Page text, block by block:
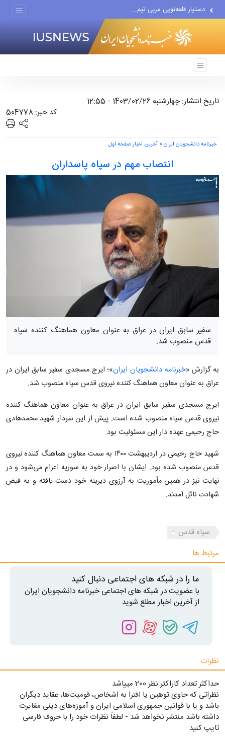
دستیار قلعه‌نویی مربی تیم...
انتشار اخبار جعلی توسط...
تاریخ انتشار: چهارشنبه 1403/02/26 - 12:55
کد خبر: 504778
خبرنامه دانشجویان ایران> آخرین اخبار صفحه اول
انتصاب مهم در سپاه پاسداران
سفیر سابق ایران در عراق به عنوان معاون هماهنگ کننده سپاه
قدس منصوب شد.
به گزارش «خبرنامه دانشجویان ایران»؛ ایرج مسجدی سفیر سابق ایران در
عراق به عنوان معاون هماهنگ کننده نیروی قدس سپاه منصوب شد.
ایرج مسجدی سفیر سابق ایران در عراق به عنوان معاون هماهنگ کننده
نیروی قدس سپاه منصوب شده است. پیش از این سردار شهید محمدهادی
حاج رحیمی عهده دار این مسئولیت بود.
شهید حاج رحیمی در اردیبهشت ١۴٠٠ به سمت معاون هماهنگ کننده نیروی
قدس منصوب شده بود. ایشان با اصرار خود به سوریه اعزام می‌شود و در
نهایت نیز در همین مأموریت به آرزوی دیرینه خود دست یافته و به فیض
شهادت نائل آمدند.
سپاه قدس
مرتبط ها
ما را در شبکه های اجتماعی دنبال کنید
با عضویت در شبکه های اجتماعی خبرنامه دانشجویان ایران
از آخرین اخبار مطلع شوید
نظرات
حداکثر تعداد کاراکتر نظر 200 ميياشد
نظراتی که حاوی توهین یا افترا به اشخاص، قومیت‌ها، عقاید دیگران
باشد و یا با قوانین جمهوری اسلامی ایران و آموزه‌های دینی مغایرت
داشته باشد منتشر نخواهد شد - لطفاً نظرات خود را با حروف فارسی
تایپ کنید